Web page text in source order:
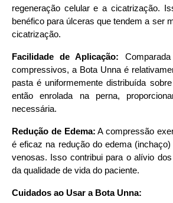
regeneração celular e a cicatrização.
benéfico para úlceras que tendem a ser
cicatrização.
Facilidade de Aplicação:
compressivos, a Bota Unna é
pasta é uniformemente distribuída
então enrolada na perna,
necessária.
Redução de Edema: A compressão
é eficaz na redução do edema
venosas. Isso contribui para o alívio
da qualidade de vida do paciente.
Cuidados ao Usar a Bota Unna: